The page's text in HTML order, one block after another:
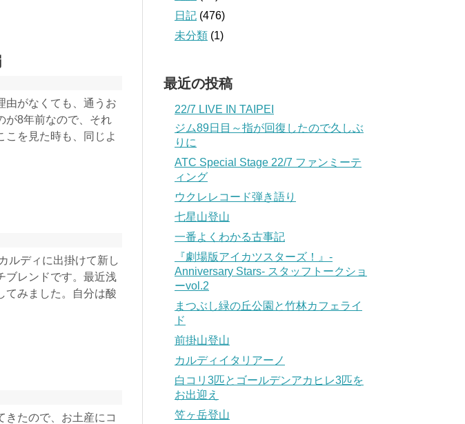
由がなくても、通うお
が8年前なので、それ
こを見た時も、同じよ
ルディに出掛けて新し
ブレンドです。最近浅
てみました。自分は酸
きたので、お土産にコ
日記 (476)
未分類 (1)
最近の投稿
22/7 LIVE IN TAIPEI
ジム89日目～指が回復したので久しぶ
りに
ATC Special Stage 22/7 ファンミーテ
ィング
ウクレレコード弾き語り
七星山登山
一番よくわかる古事記
『劇場版アイカツスターズ！』-
Anniversary Stars- スタッフトークショ
ーvol.2
まつぶし緑の丘公園と竹林カフェライ
ド
前掛山登山
カルディイタリアーノ
白コリ3匹とゴールデンアカヒレ3匹を
お出迎え
笠ヶ岳登山